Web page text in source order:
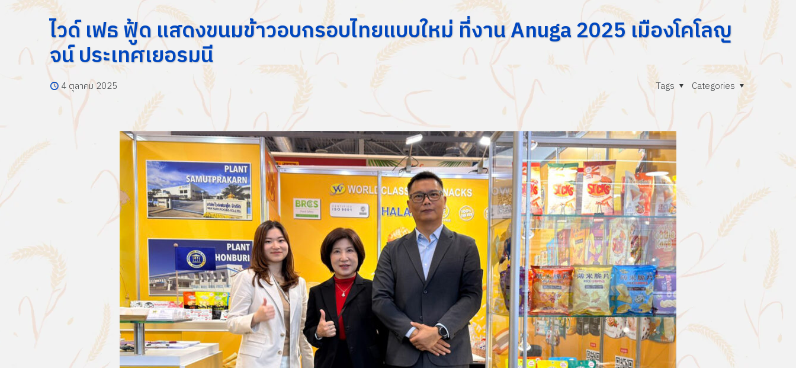
ไวด์ เฟธ ฟู้ด แสดงขนมข้าวอบกรอบไทยแบบใหม่ ที่งาน Anuga 2025 เมืองโคโลญ
จน์ ประเทศเยอรมนี
4 ตุลาคม 2025 Categories
Tags